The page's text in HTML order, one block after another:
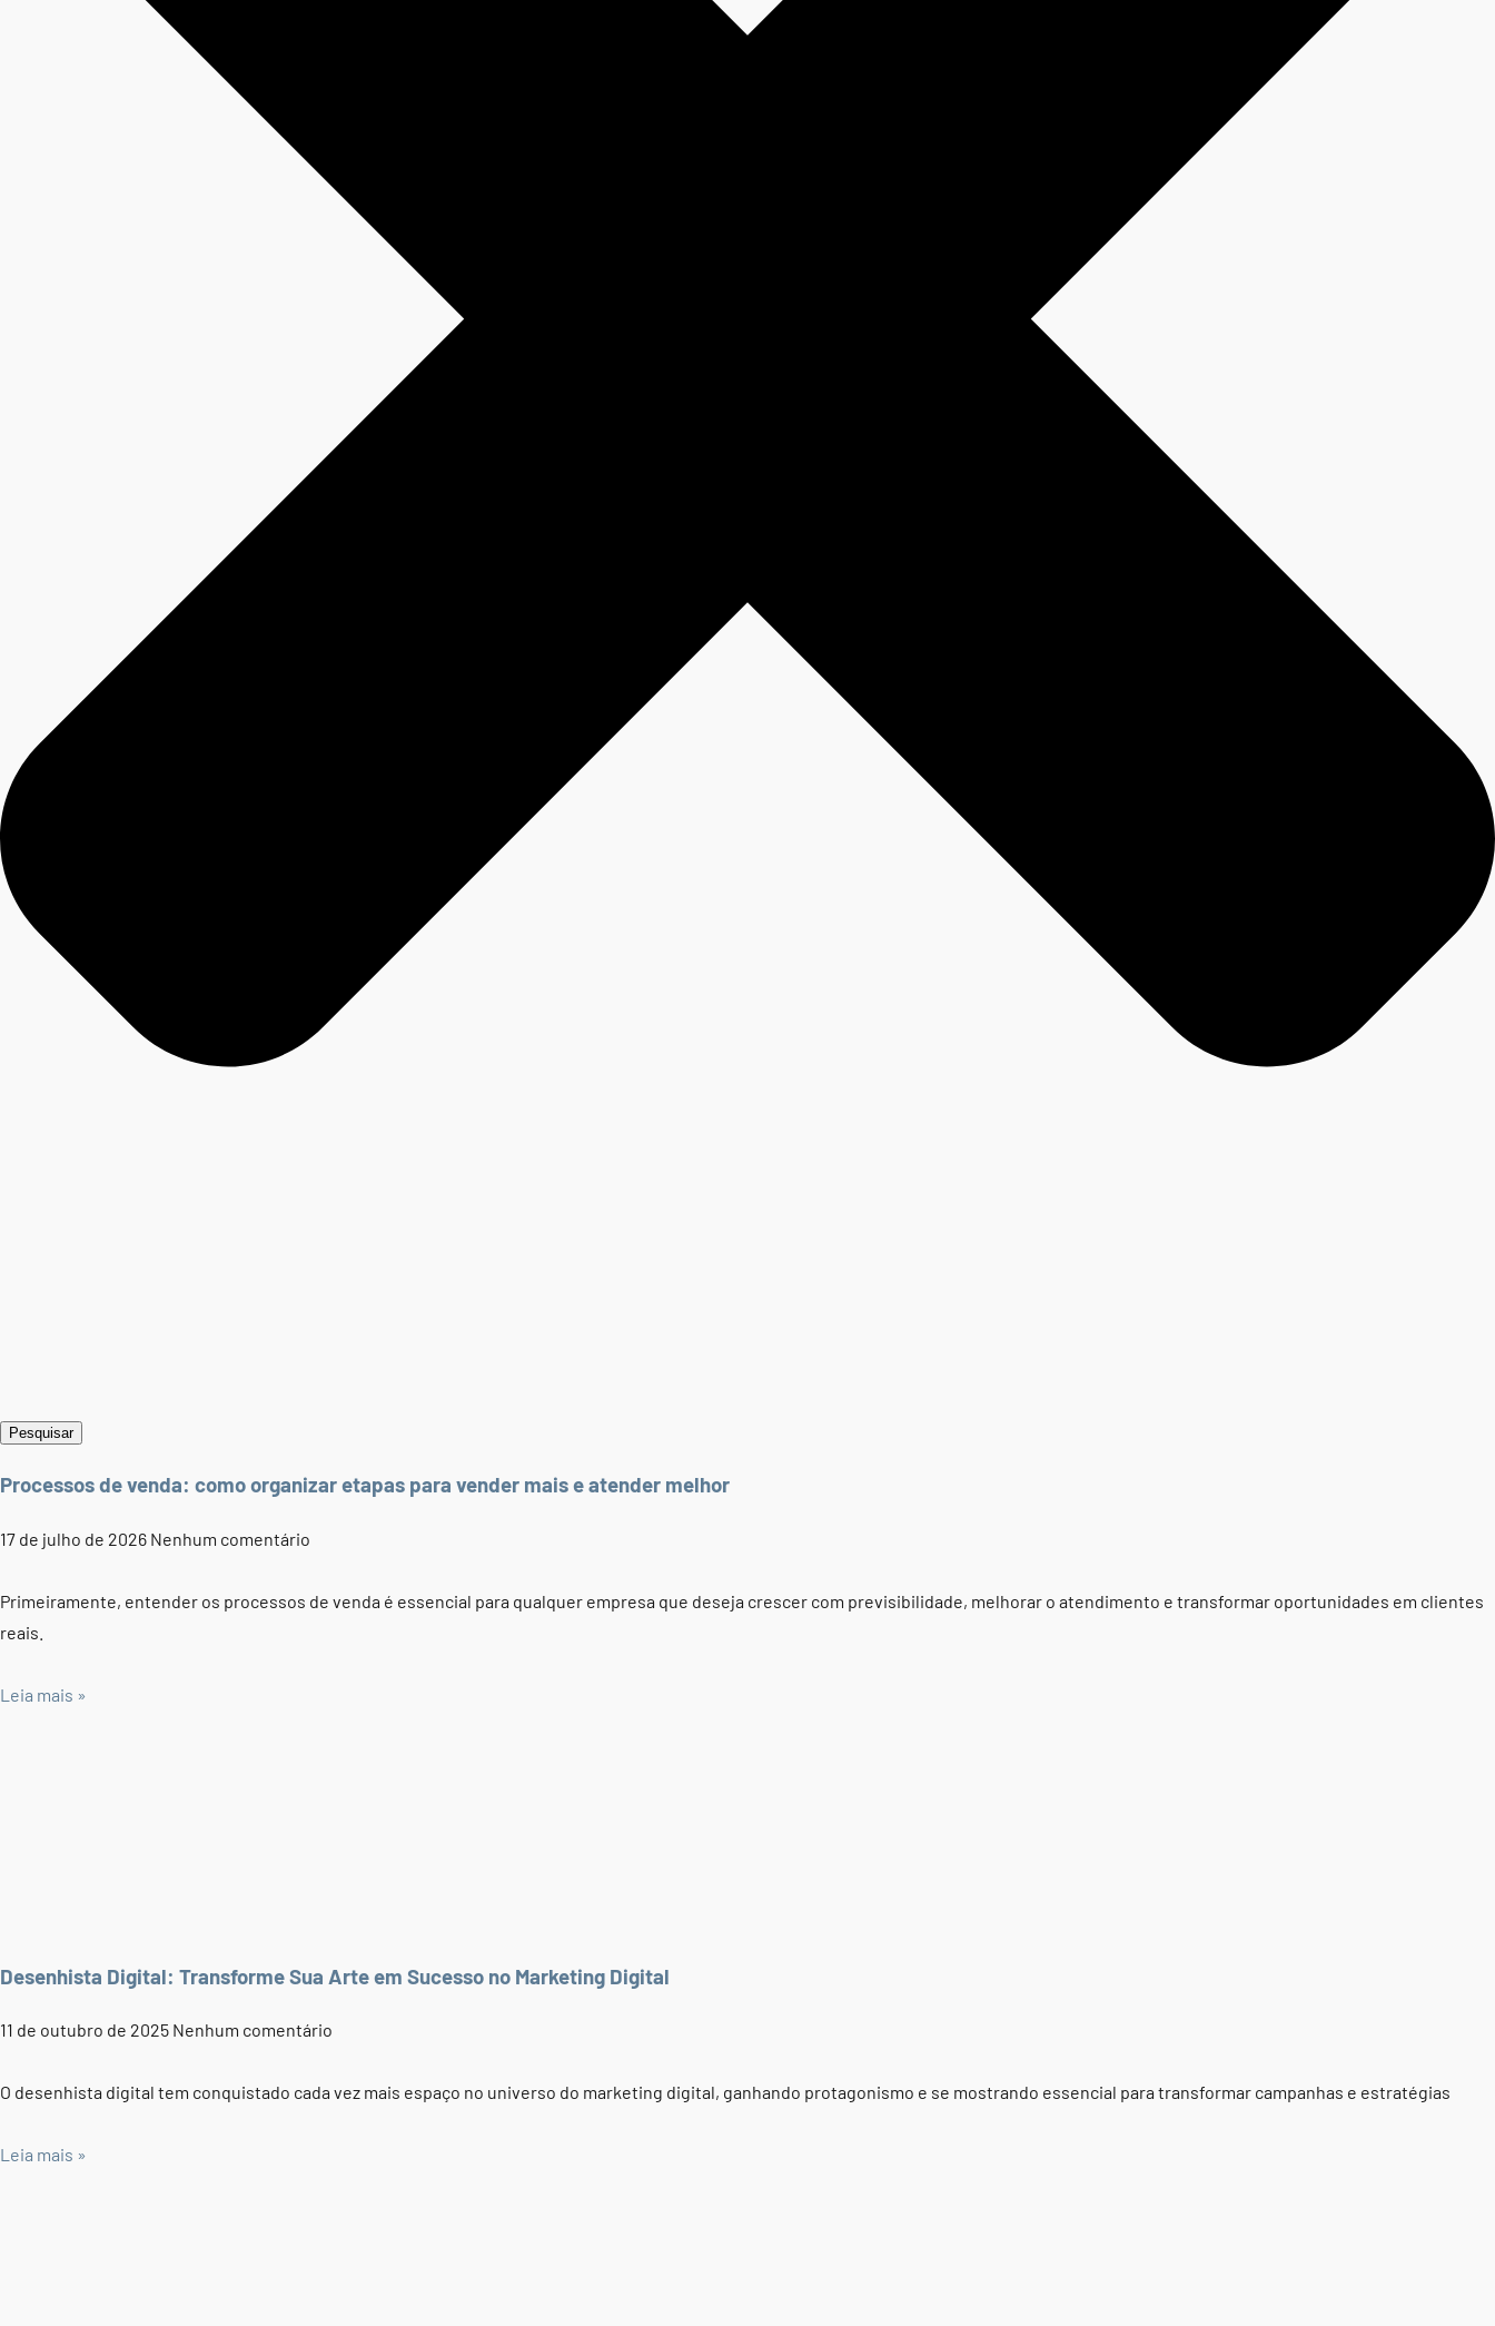
Pesquisar
Processos de venda: como organizar etapas para vender mais e atender melhor
17 de julho de 2026 Nenhum comentário
Primeiramente, entender os processos de venda é essencial para qualquer empresa que deseja crescer com previsibilidade, melhorar o atendimento e transformar oportunidades em clientes
reais.
Leia mais »
Desenhista Digital: Transforme Sua Arte em Sucesso no Marketing Digital
11 de outubro de 2025 Nenhum comentário
O desenhista digital tem conquistado cada vez mais espaço no universo do marketing digital, ganhando protagonismo e se mostrando essencial para transformar campanhas e estratégias
Leia mais »